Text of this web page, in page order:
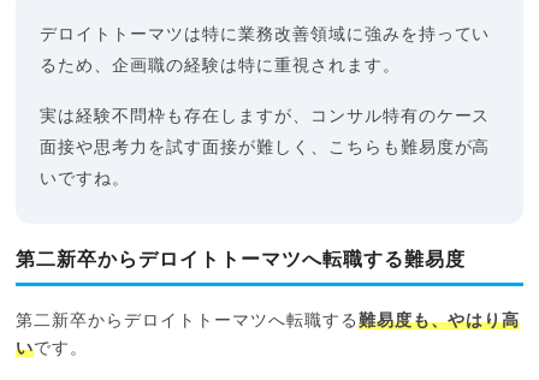
デロイトトーマツは特に業務改善領域に強みを持ってい
るため、企画職の経験は特に重視されます。
実は経験不問枠も存在しますが、コンサル特有のケース
面接や思考力を試す面接が難しく、こちらも難易度が高
いですね。
第二新卒からデロイトトーマツへ転職する難易度
第二新卒からデロイトトーマツへ転職する 難易度も、やはり高
いです。